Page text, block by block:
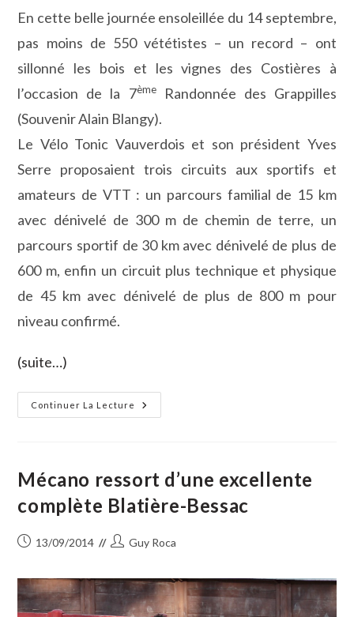
En cette belle journée ensoleillée du 14 septembre,
pas moins de 550 vététistes – un record – ont
sillonné les bois et les vignes des Costières à
l’occasion de la 7èmeRandonnée des Grappilles
(Souvenir Alain Blangy).
Le Vélo Tonic Vauverdois et son président Yves
Serre proposaient trois circuits aux sportifs et
amateurs de VTT : un parcours familial de 15 km
avec dénivelé de 300 m de chemin de terre, un
parcours sportif de 30 km avec dénivelé de plus de
600 m, enfin un circuit plus technique et physique
de 45 km avec dénivelé de plus de 800 m pour
niveau confirmé.
(suite…)
Continuer La Lecture
7ème
Randonnée
VTT
En
Liberté
Mécano ressort d’une excellente
complète Blatière-Bessac
Publication
13/09/2014
Auteur/autrice
publication :
Guy Roca